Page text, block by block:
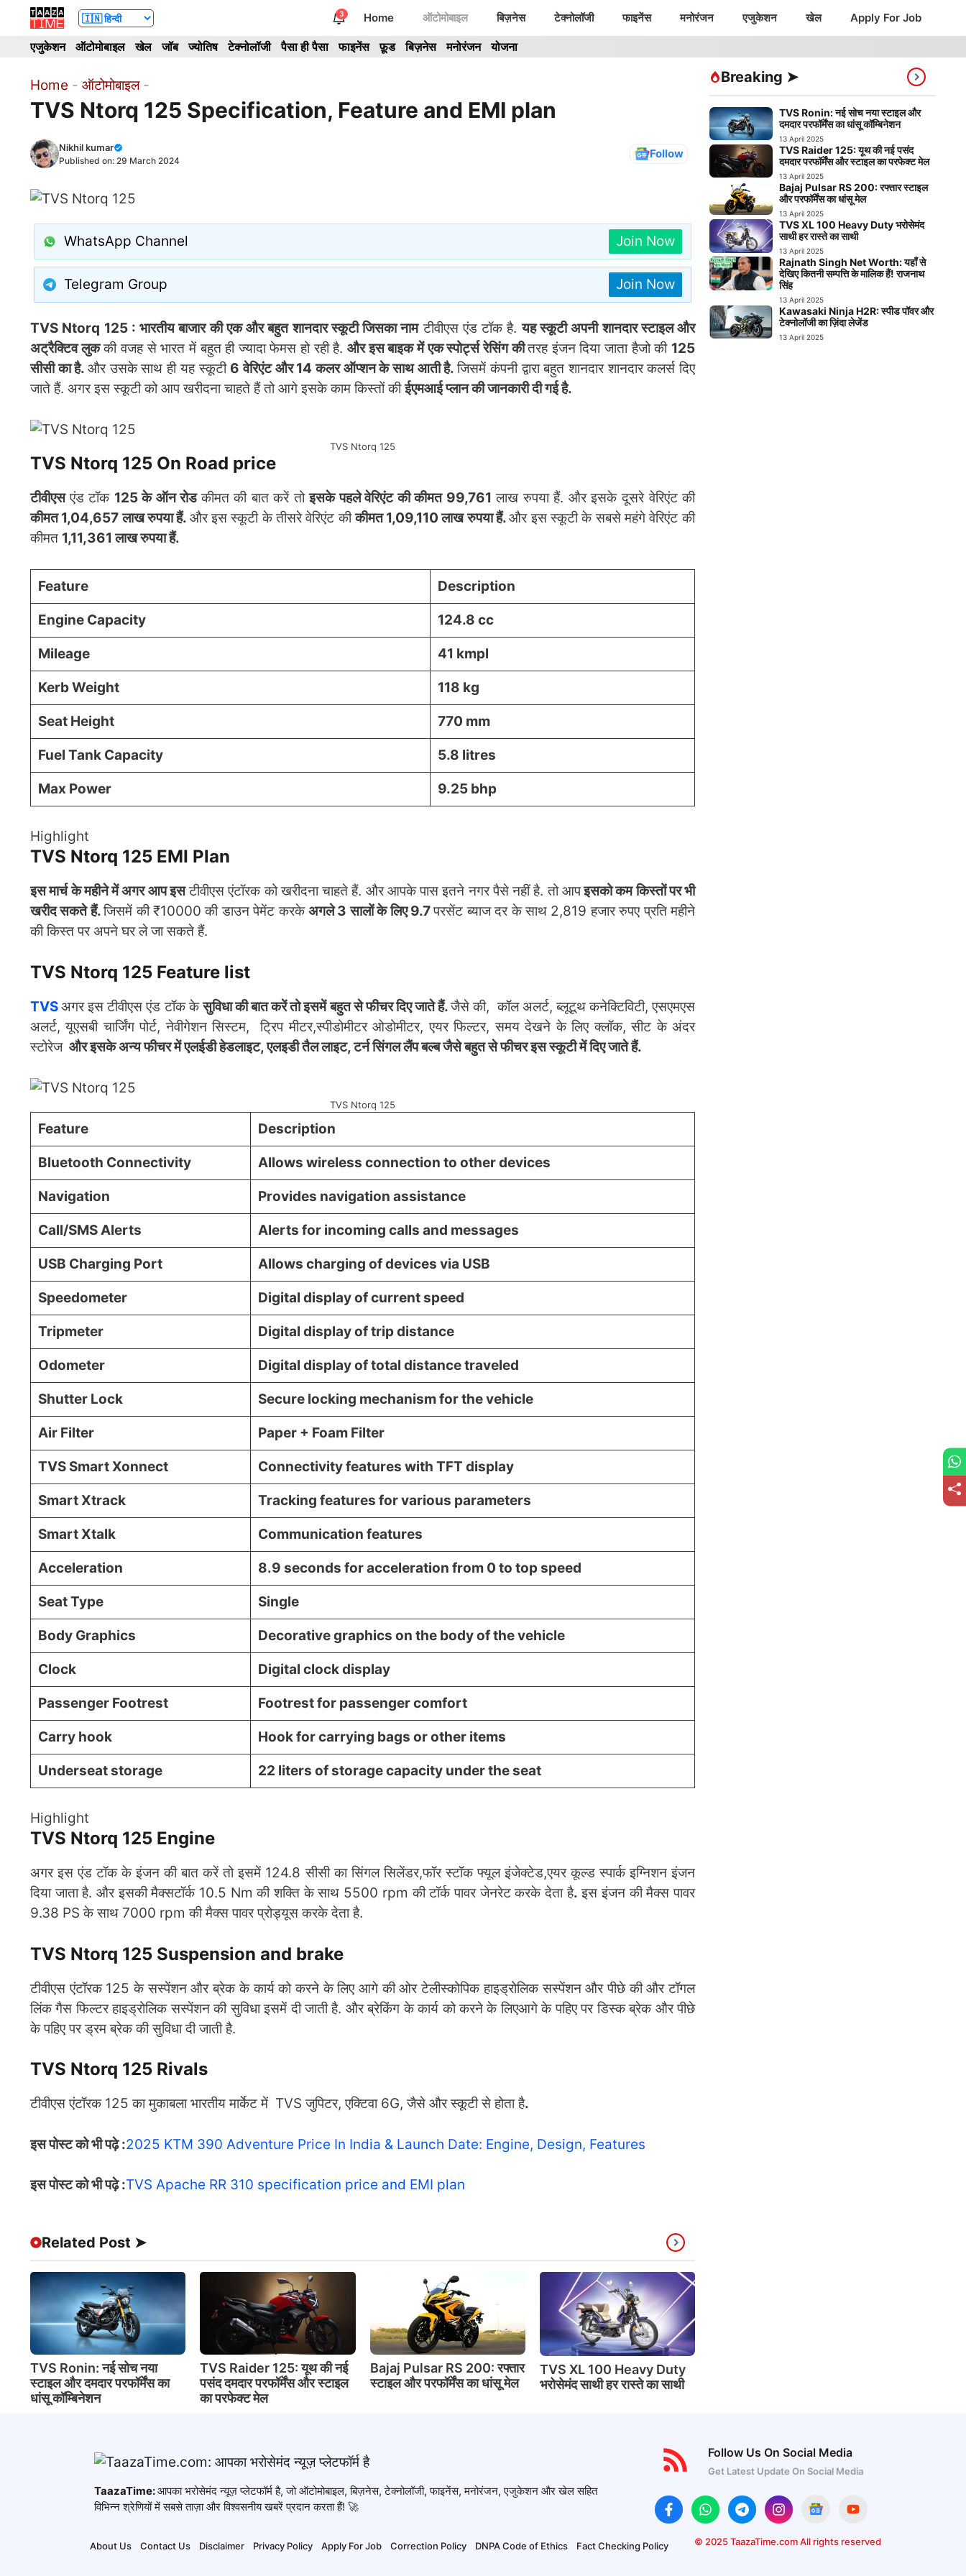
content
3 Home ऑटोमोबाइल बिज़नेस टेक्नोलॉजी फाइनेंस मनोरंजन एजुकेशन खेल Apply For Job
एजुकेशन ऑटोमोबाइल खेल जॉब ज्योतिष टेक्नोलॉजी पैसा ही पैसा फाइनेंस फ़ूड बिज़नेस मनोरंजन योजना
Home - ऑटोमोबाइल-
TVS Ntorq 125 Specification, Feature and EMI plan
Nikhil kumar
Published on: 29 March 2024 Follow
WhatsApp Channel Join Now
Telegram Group Join Now
TVS Ntorq 125 : भारतीय बाजार की एक और बहुत शानदार स्कूटी जिसका नामटीवीएस एंड टॉक है.यह स्कूटी अपनी शानदार स्टाइल और
अट्रैक्टिव लुककी वजह से भारत में बहुत ही ज्यादा फेमस हो रही है.और इस बाइक में एक स्पोर्ट्स रेसिंग कीतरह इंजन दिया जाता हैजो की 125
सीसी का है.और उसके साथ ही यह स्कूटी 6 वेरिएंट और 14 कलर ऑप्शन के साथ आती है.जिसमें कंपनी द्वारा बहुत शानदार शानदार कलर्स दिए
जाते हैं. अगर इस स्कूटी को आप खरीदना चाहते हैं तो आगे इसके काम किस्तों कीईएमआई प्लान की जानकारी दी गई है.
TVS Ntorq 125
TVS Ntorq 125 On Road price
टीवीएसएंड टॉक 125 के ऑन रोडकीमत की बात करें तोइसके पहले वेरिएंट की कीमत 99,761 लाख रुपया हैं. और इसके दूसरे वेरिएंट की
कीमत 1,04,657 लाख रुपया हैं. और इस स्कूटी के तीसरे वेरिएंट कीकीमत 1,09,110 लाख रुपया हैं.और इस स्कूटी के सबसे महंगे वेरिएंट की
कीमत 1,11,361 लाख रुपया हैं.
Feature Description
Engine Capacity 124.8 cc
Mileage 41 kmpl
Kerb Weight 118 kg
Seat Height 770 mm
Fuel Tank Capacity 5.8 litres
Max Power 9.25 bhp
Highlight
TVS Ntorq 125 EMI Plan
इस मार्च के महीने में अगर आप इसटीवीएस एंटॉरक को खरीदना चाहते हैं. और आपके पास इतने नगर पैसे नहीं है. तो आपइसको कम किस्तों पर भी
खरीद सकते हैं.जिसमें की ₹10000 की डाउन पेमेंट करकेअगले 3 सालों के लिए 9.7परसेंट ब्याज दर के साथ 2,819 हजार रुपए प्रति महीने
की किस्त पर अपने घर ले जा सकते हैं.
TVS Ntorq 125 Feature list
TVSअगर इस टीवीएस एंड टॉक केसुविधा की बात करें तो इसमें बहुत से फीचर दिए जाते हैं.जैसे की, कॉल अलर्ट, ब्लूटूथ कनेक्टिविटी, एसएमएस
अलर्ट, यूएसबी चार्जिंग पोर्ट, नेवीगेशन सिस्टम, ट्रिप मीटर,स्पीडोमीटर ओडोमीटर, एयर फिल्टर, समय देखने के लिए क्लॉक, सीट के अंदर
स्टोरेज और इसके अन्य फीचर में एलईडी हेडलाइट, एलइडी तैल लाइट, टर्न सिंगल लैंप बल्ब जैसे बहुत से फीचर इस स्कूटी में दिए जाते हैं.
TVS Ntorq 125
Feature Description
Bluetooth Connectivity Allows wireless connection to other devices
Navigation Provides navigation assistance
Call/SMS Alerts Alerts for incoming calls and messages
USB Charging Port Allows charging of devices via USB
Speedometer Digital display of current speed
Tripmeter Digital display of trip distance
Odometer Digital display of total distance traveled
Shutter Lock Secure locking mechanism for the vehicle
Air Filter Paper + Foam Filter
TVS Smart Xonnect Connectivity features with TFT display
Smart Xtrack Tracking features for various parameters
Smart Xtalk Communication features
Acceleration 8.9 seconds for acceleration from 0 to top speed
Seat Type Single
Body Graphics Decorative graphics on the body of the vehicle
Clock Digital clock display
Passenger Footrest Footrest for passenger comfort
Carry hook Hook for carrying bags or other items
Underseat storage 22 liters of storage capacity under the seat
Highlight
TVS Ntorq 125 Engine
अगर इस एंड टॉक के इंजन की बात करें तो इसमें 124.8 सीसी का सिंगल सिलेंडर,फॉर स्टॉक फ्यूल इंजेक्टेड,एयर कूल्ड स्पार्क इग्निशन इंजन
दिया जाता है. और इसकी मैक्सटॉर्क 10.5 Nm की शक्ति के साथ 5500 rpm की टॉर्क पावर जेनरेट करके देता है. इस इंजन की मैक्स पावर
9.38 PS के साथ 7000 rpm की मैक्स पावर प्रोड्यूस करके देता है.
TVS Ntorq 125 Suspension and brake
टीवीएस एंटॉरक 125 के सस्पेंशन और ब्रेक के कार्य को करने के लिए आगे की ओर टेलीस्कोपिक हाइड्रोलिक सस्पेंशन और पीछे की और टॉगल
लिंक गैस फिल्टर हाइड्रोलिक सस्पेंशन की सुविधा इसमें दी जाती है. और ब्रेकिंग के कार्य को करने के लिएआगे के पहिए पर डिस्क ब्रेक और पीछे
के पहिए पर ड्रम ब्रेक की सुविधा दी जाती है.
TVS Ntorq 125 Rivals
टीवीएस एंटॉरक 125 का मुकाबला भारतीय मार्केट में TVS जुपिटर, एक्टिवा 6G, जैसे और स्कूटी से होता है.
इस पोस्ट को भी पढ़े :2025 KTM 390 Adventure Price In India & Launch Date: Engine, Design, Features
इस पोस्ट को भी पढ़े :TVS Apache RR 310 specification price and EMI plan
Related Post ➤
TVS Ronin: नई सोच नया
स्टाइल और दमदार परफॉर्मेंस का
धांसू कॉम्बिनेशन
TVS Raider 125: यूथ की नई
पसंद दमदार परफॉर्मेंस और स्टाइल
का परफेक्ट मेल
Bajaj Pulsar RS 200: रफ्तार
स्टाइल और परफॉर्मेंस का धांसू मेल
TVS XL 100 Heavy Duty
भरोसेमंद साथी हर रास्ते का साथी
Breaking ➤
TVS Ronin: नई सोच नया स्टाइल और
दमदार परफॉर्मेंस का धांसू कॉम्बिनेशन
13 April 2025
TVS Raider 125: यूथ की नई पसंद
दमदार परफॉर्मेंस और स्टाइल का परफेक्ट मेल
13 April 2025
Bajaj Pulsar RS 200: रफ्तार स्टाइल
और परफॉर्मेंस का धांसू मेल
13 April 2025
TVS XL 100 Heavy Duty भरोसेमंद
साथी हर रास्ते का साथी
13 April 2025
Rajnath Singh Net Worth: यहाँ से
देखिए कितनी सम्पत्ति के मालिक हैं! राजनाथ
सिंह
13 April 2025
Kawasaki Ninja H2R: स्पीड पॉवर और
टेक्नोलॉजी का ज़िंदा लेजेंड
13 April 2025
TaazaTime:आपका भरोसेमंद न्यूज़ प्लेटफॉर्म है, जो ऑटोमोबाइल, बिज़नेस, टेक्नोलॉजी, फाइनेंस, मनोरंजन, एजुकेशन और खेल सहित
विभिन्न श्रेणियों में सबसे ताज़ा और विश्वसनीय खबरें प्रदान करता हैं! 🚀
Follow Us On Social Media
Get Latest Update On Social Media
About Us Contact Us Disclaimer Privacy Policy Apply For Job Correction Policy DNPA Code of Ethics Fact Checking Policy © 2025 TaazaTime.com All rights reserved